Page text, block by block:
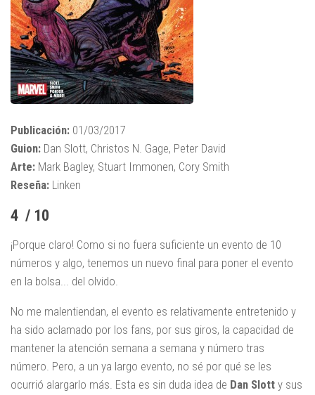
Publicación: 01/03/2017
Guion: Dan Slott, Christos N. Gage, Peter David
Arte: Mark Bagley, Stuart Immonen, Cory Smith
Reseña: Linken
4 / 10
¡Porque claro! Como si no fuera suficiente un evento de 10
números y algo, tenemos un nuevo final para poner el evento
en la bolsa... del olvido.
No me malentiendan, el evento es relativamente entretenido y
ha sido aclamado por los fans, por sus giros, la capacidad de
mantener la atención semana a semana y número tras
número. Pero, a un ya largo evento, no sé por qué se les
ocurrió alargarlo más. Esta es sin duda idea de Dan Slott y sus